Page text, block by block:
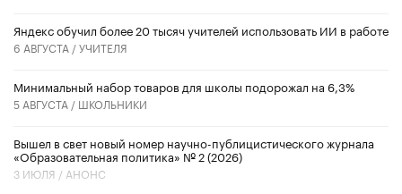
​Яндекс обучил более 20 тысяч учителей использовать ИИ в работе
6 АВГУСТА /УЧИТЕЛЯ
Минимальный набор товаров для школы подорожал на 6,3%
5 АВГУСТА / ШКОЛЬНИКИ
Вышел в свет новый номер научно-публицистического журнала
«Образовательная политика» № 2 (2026)
3 ИЮЛЯ / АНОНС